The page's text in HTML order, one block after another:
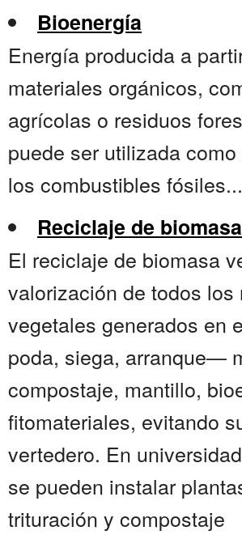
Bioenergía
Energía producida a
materiales orgánicos,
agrícolas o residuos
puede ser utilizada
los combustibles
Reciclaje de
El reciclaje de biomasa
valorización de todos los
vegetales generados en
poda, siega, arranque—
compostaje, mantillo,
fitomateriales, evitando
vertedero. En
se pueden instalar
trituración y compostaje